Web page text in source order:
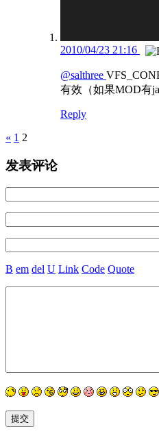
2010/04/23 21:16
@salthree
有效（如果MOD有
Reply
Pages
« 1 2
发表评论
B em del U Link Code Quote